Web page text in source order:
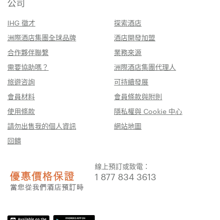
IHG 徵才
探索酒店
洲際酒店集團全球品牌
酒店開發加盟
合作夥伴聯繫
業務來源
需要協助嗎？
洲際酒店集團代理人
旅遊咨詢
可持續發展
會員材料
會員條款與附則
使用條款
隱私權與 Cookie 中心
請勿出售我的個人資訊
網站地圖
回饋
線上預訂或致電：
1 877 834 3613